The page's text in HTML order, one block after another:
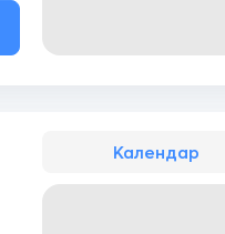
Календар